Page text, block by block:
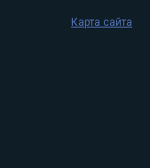
Карта сайта